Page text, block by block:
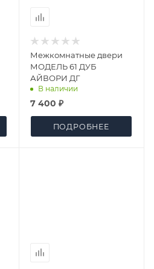
Межкомнатные двери
МОДЕЛЬ 61 ДУБ
АЙВОРИ ДГ
В наличии
7 400 ₽
ПОДРОБНЕЕ